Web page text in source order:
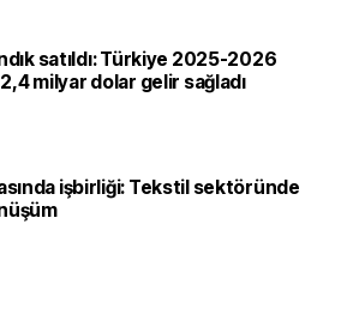
satıldı: Türkiye 2025-2026
milyar dolar gelir sağladı
işbirliği: Tekstil sektöründe